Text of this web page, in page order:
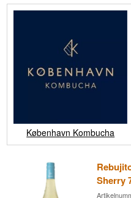
København Kombucha
Sherry